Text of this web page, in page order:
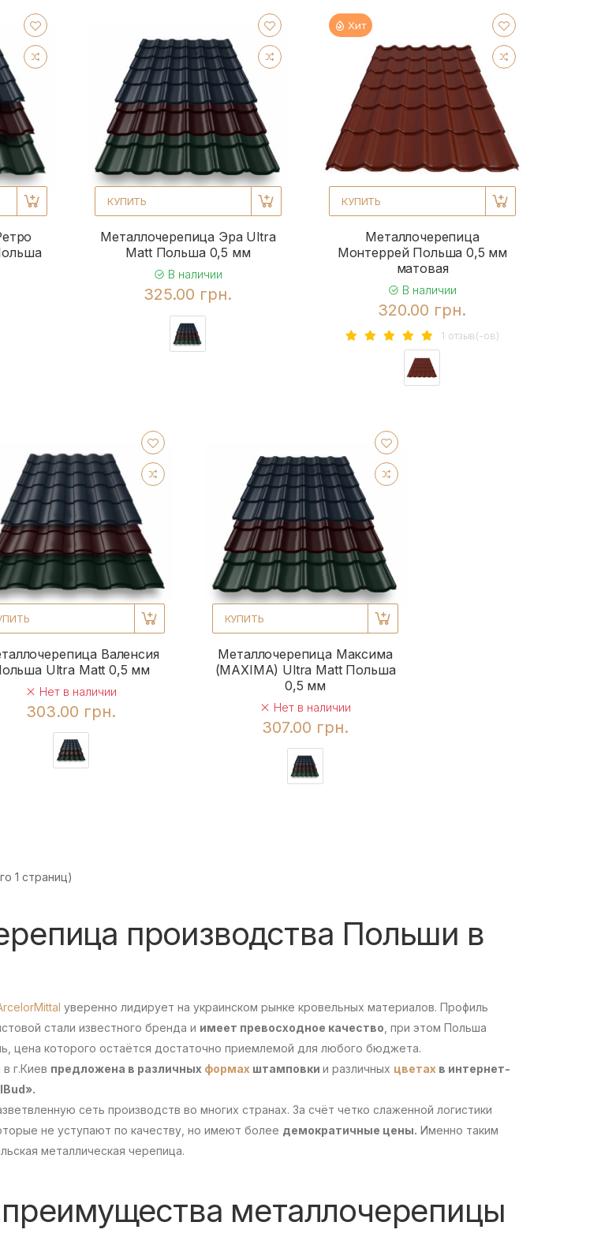
КУПИТЬ
Металлочерепица Эра Ultra
Matt Польша 0,5 мм
В наличии
325.00 грн.
Хит
КУПИТЬ
Металлочерепица
Монтеррей Польша 0,5 мм
матовая
В наличии
320.00 грн.
1 отзыв(-ов)
Валенсия
Ultra Matt 0,5 мм
Нет в наличии
303.00 грн.
КУПИТЬ
Металлочерепица Максима
(MAXIMA) Ultra Matt Польша
0,5 мм
Нет в наличии
307.00 грн.
1 страниц)
производства Польши в
уверенно лидирует на украинском рынке кровельных материалов. Профиль
стали известного бренда и имеет превосходное качество , при этом Польша
цена которого остаётся достаточно приемлемой для любого бюджета.
г.Киев предложена в различных формах штамповки и различных цветах в интернет-
сеть производств во многих странах. За счёт четко слаженной логистики
не уступают по качеству, но имеют более демократичные цены. Именно таким
металлическая черепица.
металлочерепицы